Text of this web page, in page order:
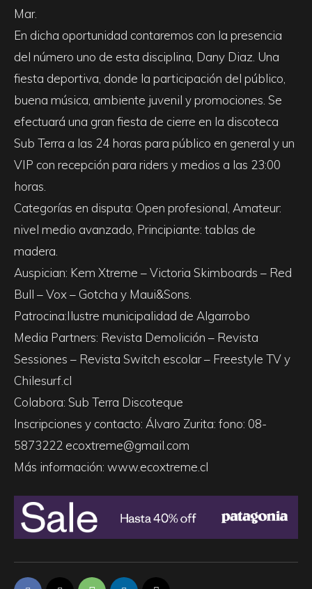
Mar.
En dicha oportunidad contaremos con la presencia
del número uno de esta disciplina, Dany Diaz. Una
fiesta deportiva, donde la participación del público,
buena música, ambiente juvenil y promociones. Se
efectuará una gran fiesta de cierre en la discoteca
Sub Terra a las 24 horas para público en general y un
VIP con recepción para riders y medios a las 23:00
horas.
Categorías en disputa: Open profesional, Amateur:
nivel medio avanzado, Principiante: tablas de
madera.
Auspician: Kem Xtreme – Victoria Skimboards – Red
Bull – Vox – Gotcha y Maui&Sons.
Patrocina:Ilustre municipalidad de Algarrobo
Media Partners: Revista Demolición – Revista
Sessiones – Revista Switch escolar – Freestyle TV y
Chilesurf.cl
Colabora: Sub Terra Discoteque
Inscripciones y contacto: Álvaro Zurita: fono: 08-
5873222 ecoxtreme@gmail.com
Más información: www.ecoxtreme.cl